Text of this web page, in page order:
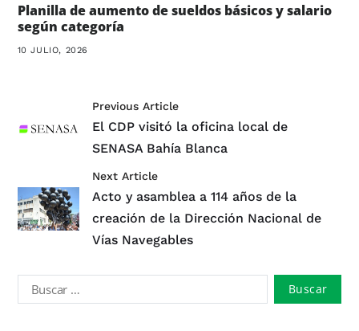
Planilla de aumento de sueldos básicos y salario
según categoría
10 JULIO, 2026
Previous Article
El CDP visitó la oficina local de
SENASA Bahía Blanca
Next Article
Acto y asamblea a 114 años de la
creación de la Dirección Nacional de
Vías Navegables